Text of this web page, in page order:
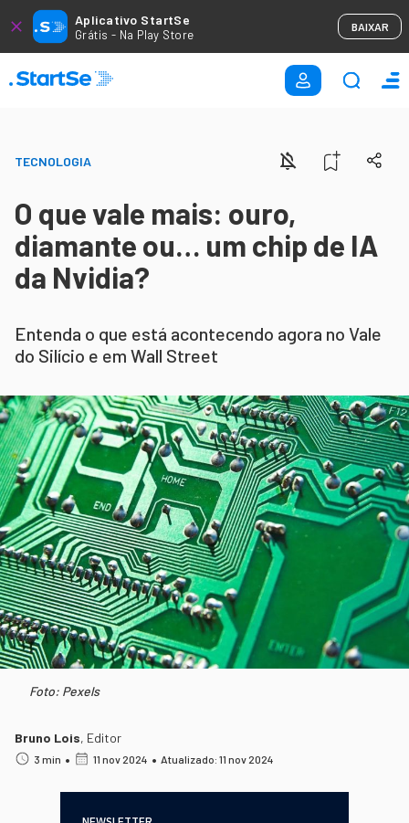
Aplicativo StartSe
Grátis - Na Play Store
BAIXAR
TECNOLOGIA
O que vale mais: ouro,
diamante ou… um chip de IA
da Nvidia?
Entenda o que está acontecendo agora no Vale
do Silício e em Wall Street
Foto: Pexels
Bruno Lois, Editor
3 min • 11 nov 2024 • Atualizado: 11 nov 2024